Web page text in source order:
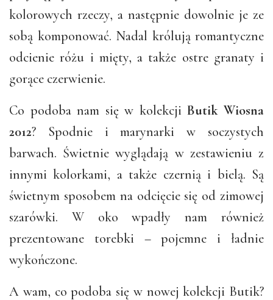
kolorowych rzeczy, a następnie dowolnie je ze
sobą komponować. Nadal królują romantyczne
odcienie różu i mięty, a także ostre granaty i
gorące czerwienie.
Co podoba nam się w kolekcjiButik Wiosna
2012? Spodnie i marynarki w soczystych
barwach. Świetnie wyglądają w zestawieniu z
innymi kolorkami, a także czernią i bielą. Są
świetnym sposobem na odcięcie się od zimowej
szarówki. W oko wpadły nam również
prezentowane torebki – pojemne i ładnie
wykończone.
A wam, co podoba się w nowej kolekcji Butik?